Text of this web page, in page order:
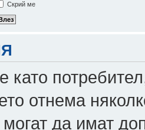
Скрий ме
като
отнема
могат да имат